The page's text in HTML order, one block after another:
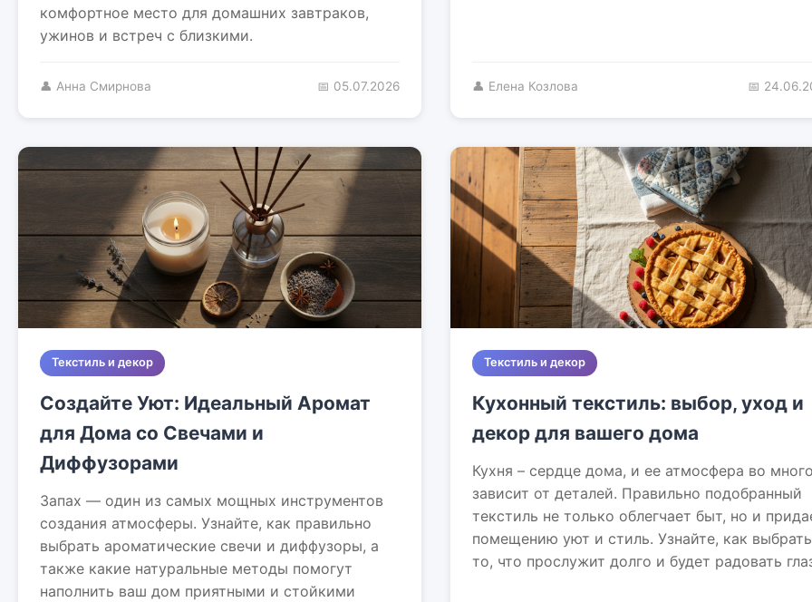
комфортное место для домашних завтраков,
ужинов и встреч с близкими.
👤 Анна Смирнова 📅 05.07.2026 👤 Елена Козлова 📅
Текстиль и декор
Создайте Уют: Идеальный Аромат
для Дома со Свечами и
Диффузорами
Запах — один из самых мощных инструментов
создания атмосферы. Узнайте, как правильно
выбрать ароматические свечи и диффузоры, а
также какие натуральные методы помогут
наполнить ваш дом приятными и стойкими
Текстиль и декор
Кухонный текстиль: выбор, уход и
декор для вашего дома
Кухня – сердце дома, и ее атмосфера во
зависит от деталей. Правильно подобранный
текстиль не только облегчает быт, но и
помещению уют и стиль. Узнайте, как выбрать
то, что прослужит долго и будет радовать